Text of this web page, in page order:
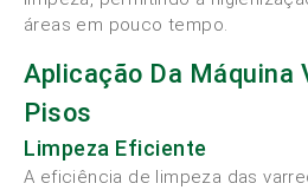
áreas em pouco tempo.
Aplicação Da Máquina
Pisos
Limpeza Eficiente
A eficiência de limpeza das